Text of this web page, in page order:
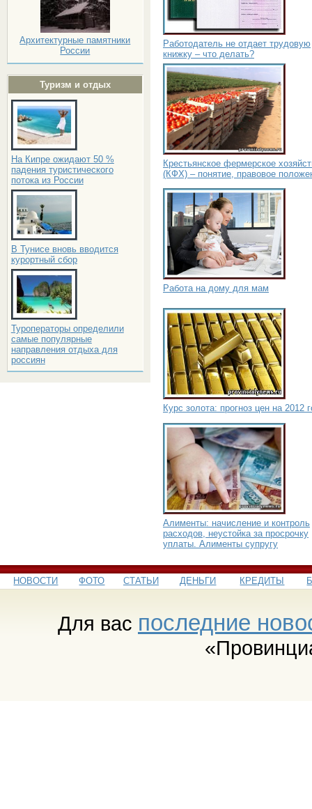
Архитектурные памятники
России
Туризм и отдых
На Кипре ожидают 50 %
падения туристического
потока из России
В Тунисе вновь вводится
курортный сбор
Туроператоры определили
самые популярные
направления отдыха для
россиян
Работодатель не отдает трудовую
книжку – что делать?
Крестьянское фермерское
(КФХ) – понятие, правовое
Работа на дому для мам
Курс золота: прогноз цен на 2012
Алименты: начисление и контроль
расходов, неустойка за просрочку
уплаты. Алименты супругу
НОВОСТИ ФОТО СТАТЬИ ДЕНЬГИ КРЕДИТЫ
Для вас последние